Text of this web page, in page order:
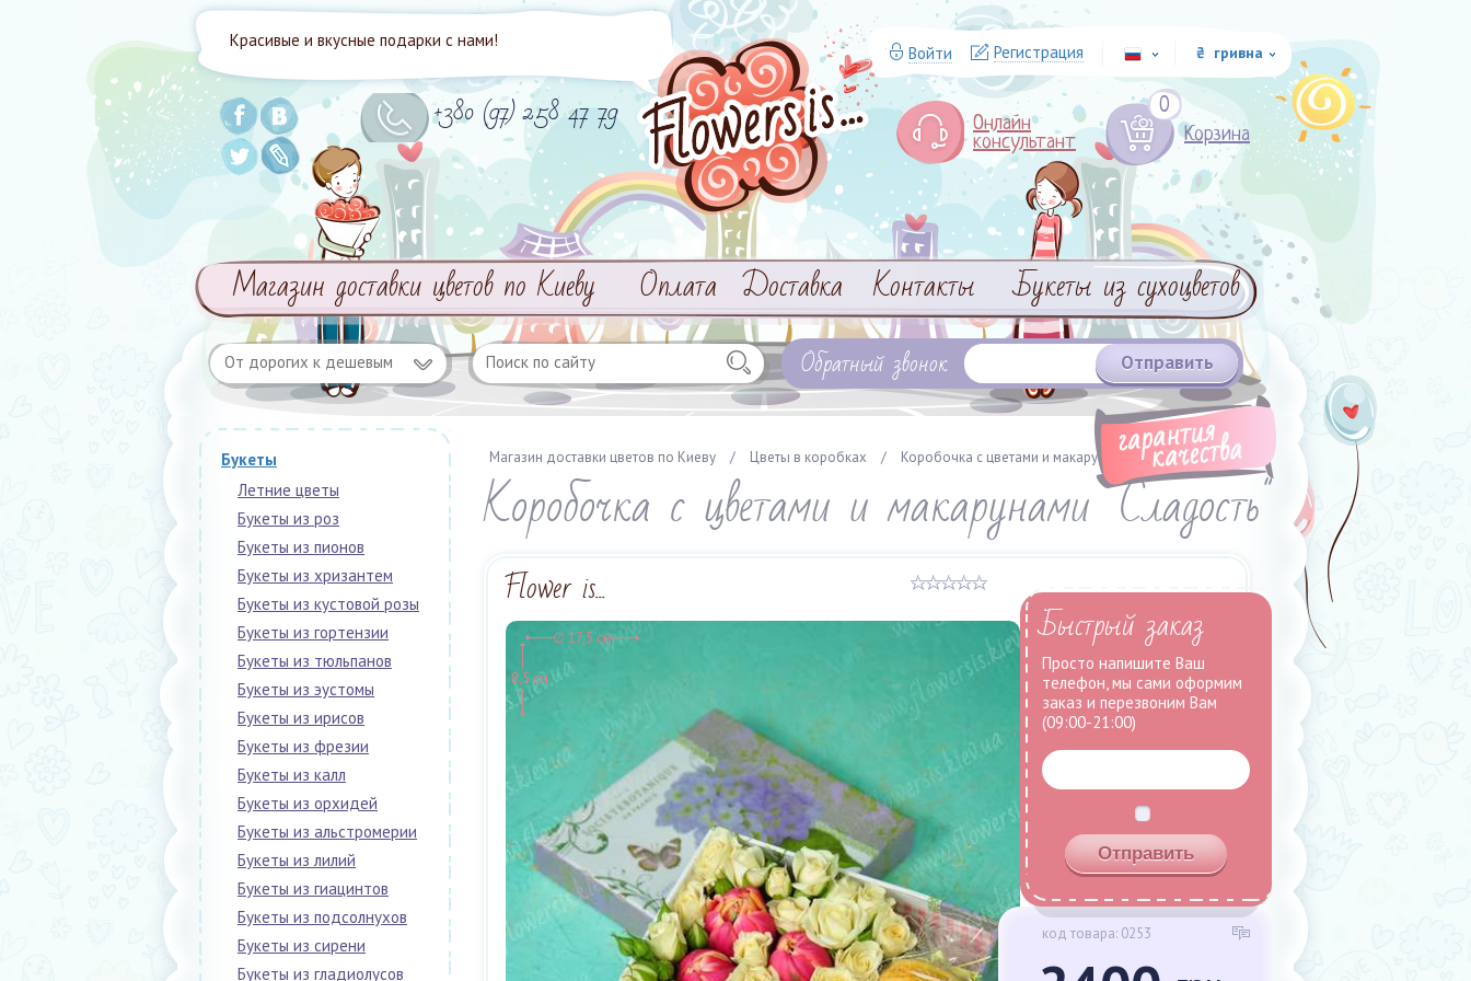
Красивые и вкусные подарки с нами!
+380 (97) 258 47 79
Онлайн
консультант
Корзина
0
Войти
Регистрация
ru
₴ гривна
Магазин доставки цветов по Киеву Оплата Доставка Контакты Букеты из сухоцветов
От дорогих к дешевым Обратный звонок
Букеты
Летние цветы
Букеты из роз
Букеты из пионов
Букеты из хризантем
Букеты из кустовой розы
Букеты из гортензии
Букеты из тюльпанов
Букеты из эустомы
Букеты из ирисов
Букеты из фрезии
Букеты из калл
Букеты из орхидей
Букеты из альстромерии
Букеты из лилий
Букеты из гиацинтов
Букеты из подсолнухов
Букеты из сирени
Букеты из гладиолусов
Магазин доставки цветов по Киеву / Цветы в коробках / Коробочка с цветами и макарунами "Сладость"
Коробочка с цветами и макарунами "Сладость"
Flower is...
∅ 17,5 см
8,5 см
Быстрый заказ
Просто напишите Ваш
телефон, мы сами оформим
заказ и перезвоним Вам
(09:00-21:00)
код товара: 0253